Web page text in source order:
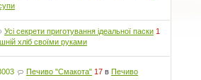
Усі секрети приготування ідеальної паски 1
хліб своїми руками
Печиво "Смакота" 17 вПечиво